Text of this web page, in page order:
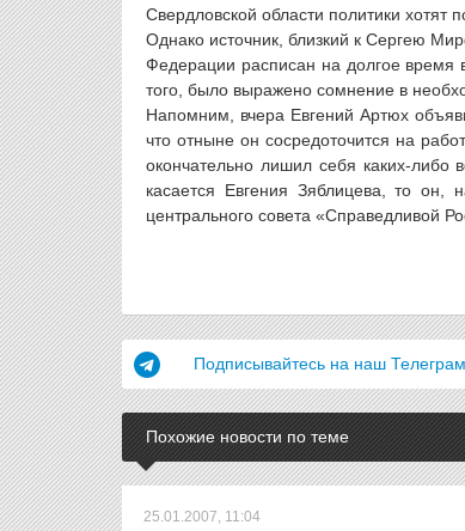
Свердловской области политики хотят
Однако источник, близкий к Сергею
Федерации расписан на долгое время
того, было выражено сомнение в
Напомним, вчера Евгений Артюх
что отныне он сосредоточится на
окончательно лишил себя каких-либо
касается Евгения Зяблицева, то
центрального совета «Справедливой
Подписывайтесь на наш
Похожие новости по теме
25.01.2007, 11:04